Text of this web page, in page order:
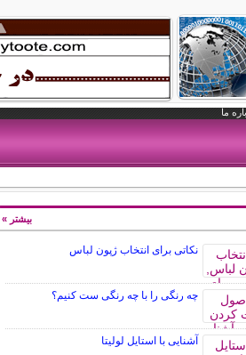
ما
نکاتی برای انتخاب ژپون لباس
چه رنگی را با چه رنگی ست کنیم؟
آشنایی با استایل لولیتا
بیشتر »